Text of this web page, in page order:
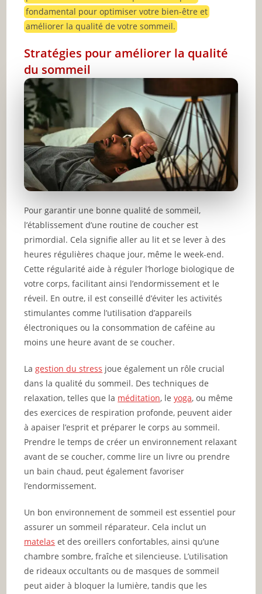
fondamental pour optimiser votre bien-être et
améliorer la qualité de votre sommeil.
Stratégies pour améliorer la qualité
du sommeil
Pour garantir une bonne qualité de sommeil,
l’établissement d’une routine de coucher est
primordial. Cela signifie aller au lit et se lever à des
heures régulières chaque jour, même le week-end.
Cette régularité aide à réguler l’horloge biologique de
votre corps, facilitant ainsi l’endormissement et le
réveil. En outre, il est conseillé d’éviter les activités
stimulantes comme l’utilisation d’appareils
électroniques ou la consommation de caféine au
moins une heure avant de se coucher.
Lagestion du stress joue également un rôle crucial
dans la qualité du sommeil. Des techniques de
relaxation, telles que la méditation, leyoga, ou même
des exercices de respiration profonde, peuvent aider
à apaiser l’esprit et préparer le corps au sommeil.
Prendre le temps de créer un environnement relaxant
avant de se coucher, comme lire un livre ou prendre
un bain chaud, peut également favoriser
l’endormissement.
Un bon environnement de sommeil est essentiel pour
assurer un sommeil réparateur. Cela inclut un
matelas et des oreillers confortables, ainsi qu’une
chambre sombre, fraîche et silencieuse. L’utilisation
de rideaux occultants ou de masques de sommeil
peut aider à bloquer la lumière, tandis que les